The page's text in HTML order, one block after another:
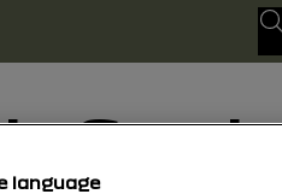
language